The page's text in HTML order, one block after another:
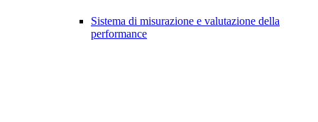
Sistema di misurazione e valutazione della
performance